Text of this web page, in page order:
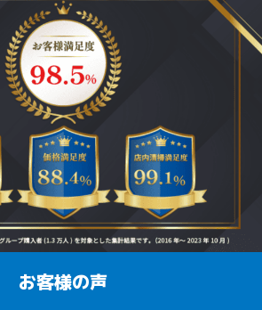
お客様の声